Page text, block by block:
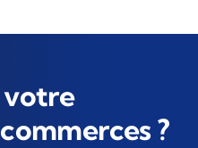
votre
?